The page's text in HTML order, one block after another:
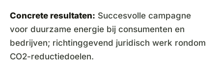
Concrete resultaten: Succesvolle campagne
voor duurzame energie bij consumenten en
bedrijven; richtinggevend juridisch werk rondom
CO2-reductiedoelen.